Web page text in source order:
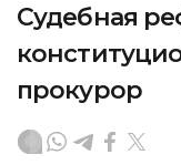
Судебная
прокурор